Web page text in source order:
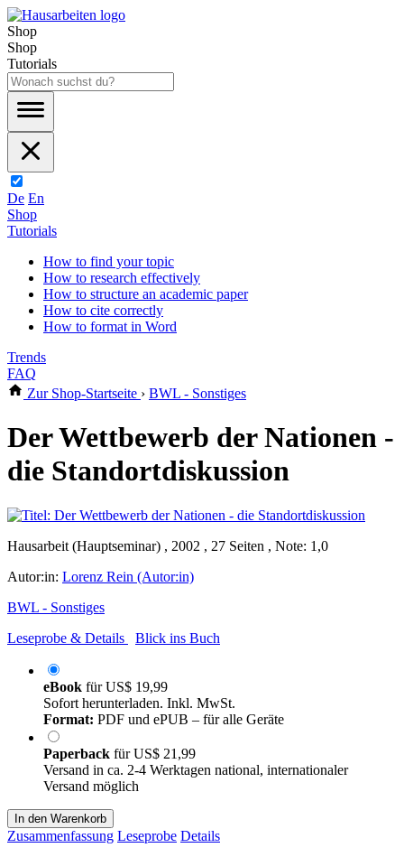
Shop
Shop
Tutorials
De En
Shop
Tutorials
How to find your topic
How to research effectively
How to structure an academic paper
How to cite correctly
How to format in Word
Trends
FAQ
Zur Shop-Startseite › BWL - Sonstiges
Der Wettbewerb der Nationen -
die Standortdiskussion
Hausarbeit (Hauptseminar) , 2002 , 27 Seiten , Note: 1,0
Autor:in: Lorenz Rein (Autor:in)
BWL - Sonstiges
Leseprobe & Details
Blick ins Buch
eBook fürUS$ 19,99
Sofort herunterladen. Inkl. MwSt.
Format: PDF und ePUB – für alle Geräte
Paperback fürUS$ 21,99
Versand in ca. 2-4 Werktagen national, internationaler
Versand möglich
In den Warenkorb
Zusammenfassung Leseprobe Details